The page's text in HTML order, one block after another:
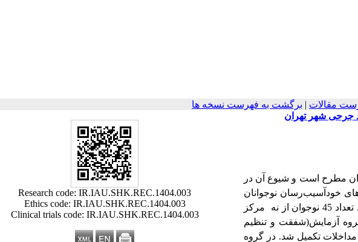
مقالات | برگشت به فهرست نسخه ها
Research code: IR.IAU.SHK.REC.1404.003
Ethics code: IR.IAU.SHK.REC.1404.003
Clinical trials code: IR.IAU.SHK.REC.1404.003
جرحی شهر تهران
مطرح است و شیوع آن در
خودآسیب‌رسان نوجوانان
مطالعه حاضر یک مطالعه نیمه تجربی است. تعداد 45 نوجوان از نه مرکز
به دو گروه آزمایش(شفقت و تنظیم
خودآسیب‌رسان سانسون و همکاران (1998) قبل و بعد از مداخلات تکمیل شد. در گروه